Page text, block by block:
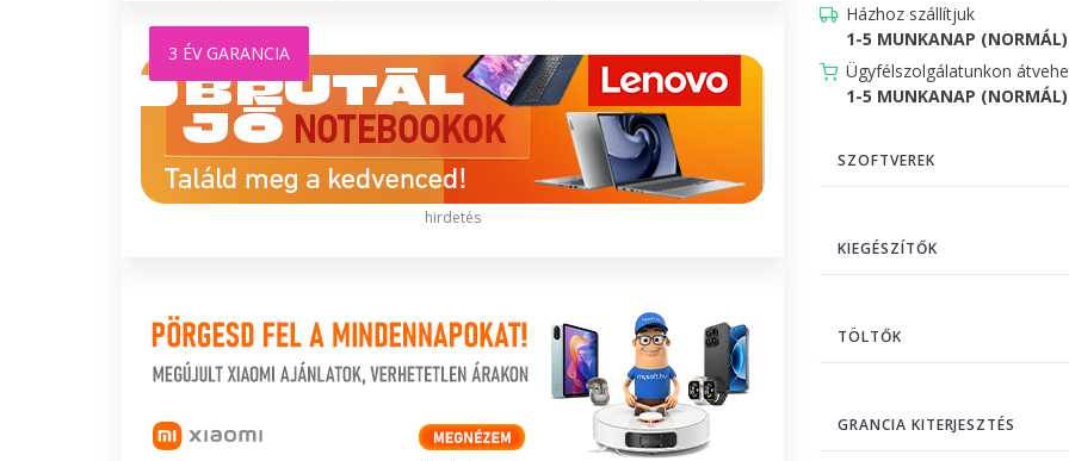
3 ÉV GARANCIA
hirdetés
Házhoz szállítjuk
1-5 MUNKANAP (NORMÁL)
Ügyfélszolgálatunkon
1-5 MUNKANAP (NORMÁL)
SZOFTVEREK
KIEGÉSZÍTŐK
TÖLTŐK
GRANCIA KITERJESZTÉS